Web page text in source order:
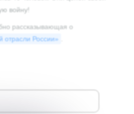
войну!
рассказывающая о
отрасли России»